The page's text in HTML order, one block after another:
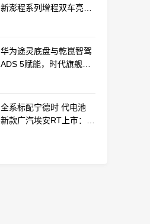
新澎程系列增程双车亮相
华为途灵底盘与乾崑智驾
ADS 5赋能，时代旗舰
全系标配宁德时 代电池
新款广汽埃安RT上市：